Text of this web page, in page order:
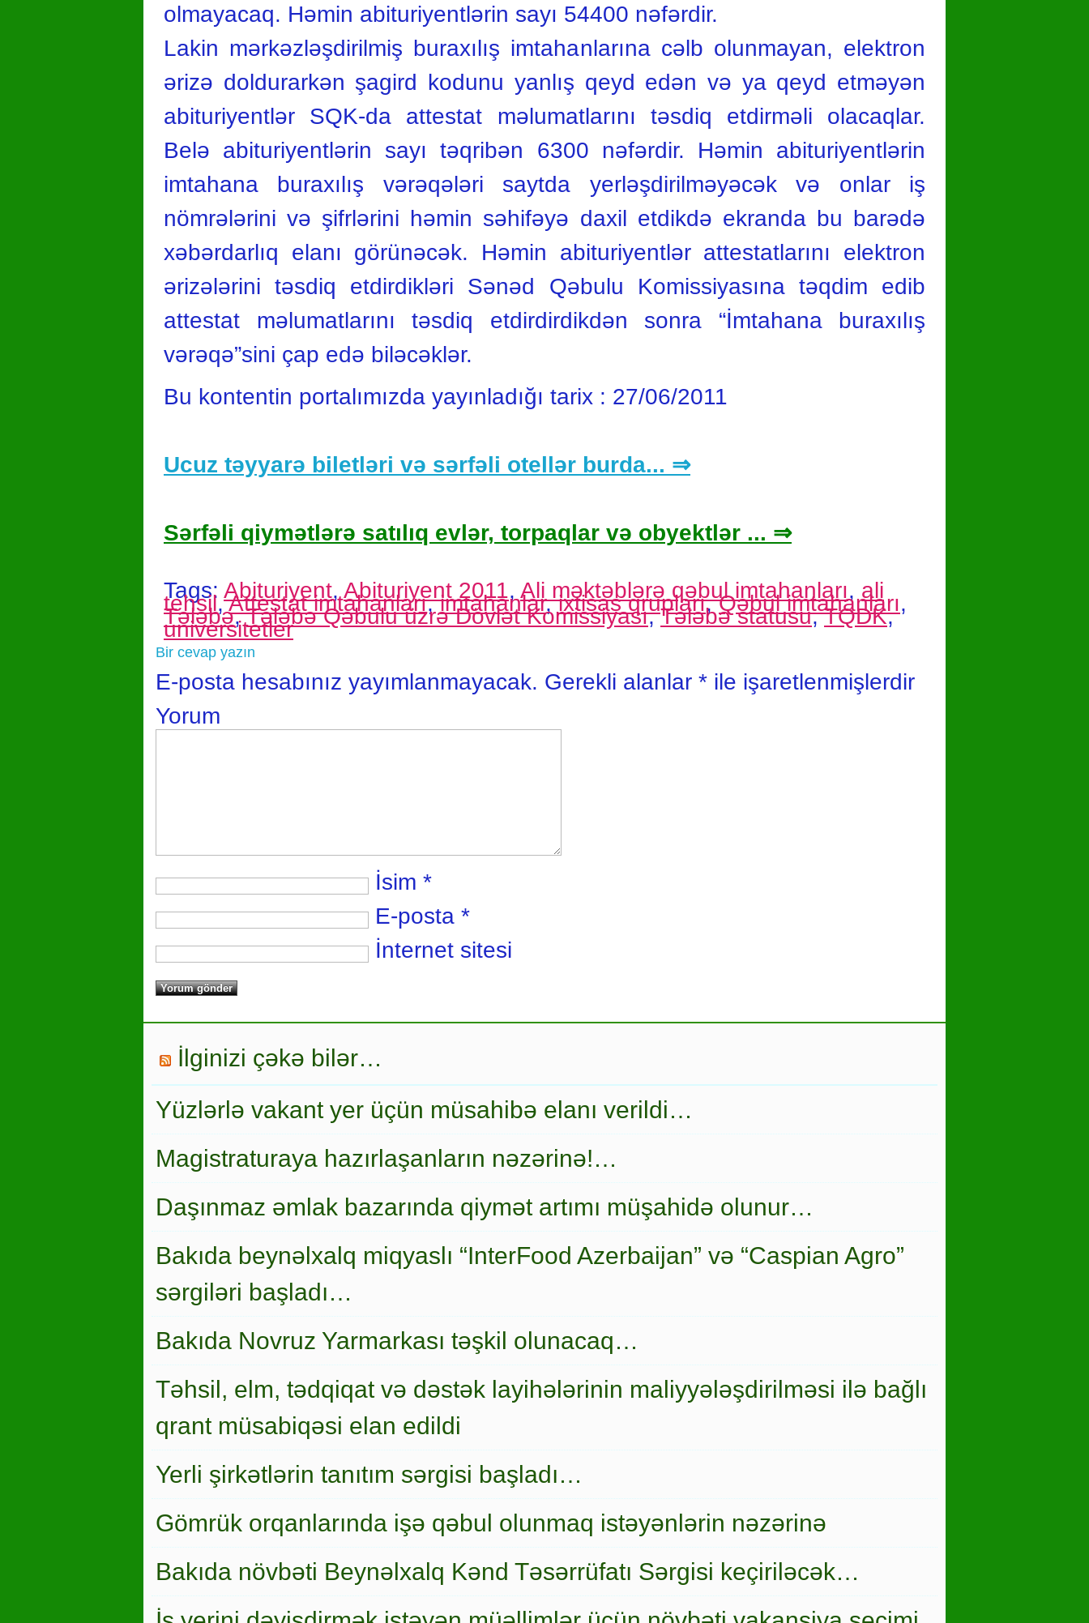
olmayacaq. Həmin abituriyentlərin sayı 54400 nəfərdir.
Lakin mərkəzləşdirilmiş buraxılış imtahanlarına cəlb olunmayan, elektron
ərizə doldurarkən şagird kodunu yanlış qeyd edən və ya qeyd etməyən
abituriyentlər SQK-da attestat məlumatlarını təsdiq etdirməli olacaqlar.
Belə abituriyentlərin sayı təqribən 6300 nəfərdir. Həmin abituriyentlərin
imtahana buraxılış vərəqələri saytda yerləşdirilməyəcək və onlar iş
nömrələrini və şifrlərini həmin səhifəyə daxil etdikdə ekranda bu barədə
xəbərdarlıq elanı görünəcək. Həmin abituriyentlər attestatlarını elektron
ərizələrini təsdiq etdirdikləri Sənəd Qəbulu Komissiyasına təqdim edib
attestat məlumatlarını təsdiq etdirdirdikdən sonra “İmtahana buraxılış
vərəqə”sini çap edə biləcəklər.
Bu kontentin portalımızda yayınladığı tarix : 27/06/2011
Ucuz təyyarə biletləri və sərfəli otellər burda... ⇒
Sərfəli qiymətlərə satılıq evlər, torpaqlar və obyektlər ... ⇒
Tags: Abituriyent,Abituriyent 2011, Ali məktəblərə qəbul imtahanları, ali
tehsil,Attestat imtahanları,imtahanlar,ixtisas qrupları,Qəbul imtahanları,
Tələbə,Tələbə Qəbulu üzrə Dövlət Komissiyası,Tələbə statusu,TQDK,
universitetler
Bir cevap yazın
E-posta hesabınız yayımlanmayacak. Gerekli alanlar * ile işaretlenmişlerdir
Yorum
İsim *
E-posta *
İnternet sitesi
İlginizi çəkə bilər…
Yüzlərlə vakant yer üçün müsahibə elanı verildi…
Magistraturaya hazırlaşanların nəzərinə!…
Daşınmaz əmlak bazarında qiymət artımı müşahidə olunur…
Bakıda beynəlxalq miqyaslı “InterFood Azerbaijan” və “Caspian Agro”
sərgiləri başladı…
Bakıda Novruz Yarmarkası təşkil olunacaq…
Təhsil, elm, tədqiqat və dəstək layihələrinin maliyyələşdirilməsi ilə bağlı
qrant müsabiqəsi elan edildi
Yerli şirkətlərin tanıtım sərgisi başladı…
Gömrük orqanlarında işə qəbul olunmaq istəyənlərin nəzərinə
Bakıda növbəti Beynəlxalq Kənd Təsərrüfatı Sərgisi keçiriləcək…